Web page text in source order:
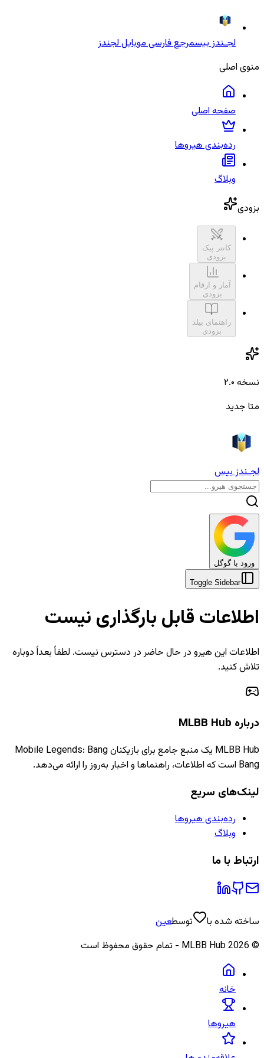
لجـندز بیسمرجع فارسی موبایل لجندز
منوی اصلی
صفحه اصلی
رده‌بندی هیروها
وبلاگ
بزودی
کانتر پیک
بزودی
آمار و ارقام
بزودی
راهنمای بیلد
بزودی
نسخه ۲.۰
متا جدید
لجـندز بیس
ورود با گوگل
Toggle Sidebar
اطلاعات قابل بارگذاری نیست
اطلاعات این هیرو در حال حاضر در دسترس نیست. لطفاً بعداً دوباره
تلاش کنید.
درباره MLBB Hub
MLBB Hub یک منبع جامع برای بازیکنان Mobile Legends: Bang
Bang است که اطلاعات، راهنماها و اخبار به‌روز را ارائه می‌دهد.
لینک‌های سریع
رده‌بندی هیروها
وبلاگ
ارتباط با ما
ساخته شده با توسطعین
©
2026
خانه
هیروها